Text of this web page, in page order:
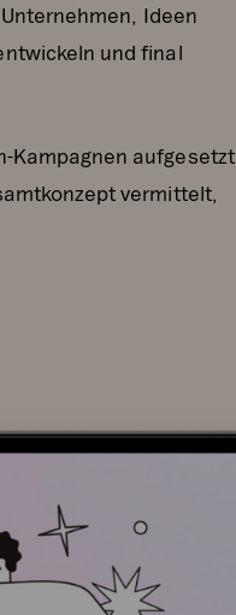
Ideen
und final
Kampagnen aufgesetzt
vermittelt,